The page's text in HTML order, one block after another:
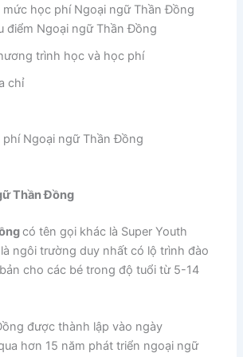
mức học phí Ngoại ngữ Thần Đồng
điểm Ngoại ngữ Thần Đồng
trình học và học phí
chỉ
phí Ngoại ngữ Thần Đồng
Thần Đồng
có tên gọi khác là Super Youth
ngôi trường duy nhất có lộ trình đào
cho các bé trong độ tuổi từ 5-14
được thành lập vào ngày
hơn 15 năm phát triển ngoại ngữ